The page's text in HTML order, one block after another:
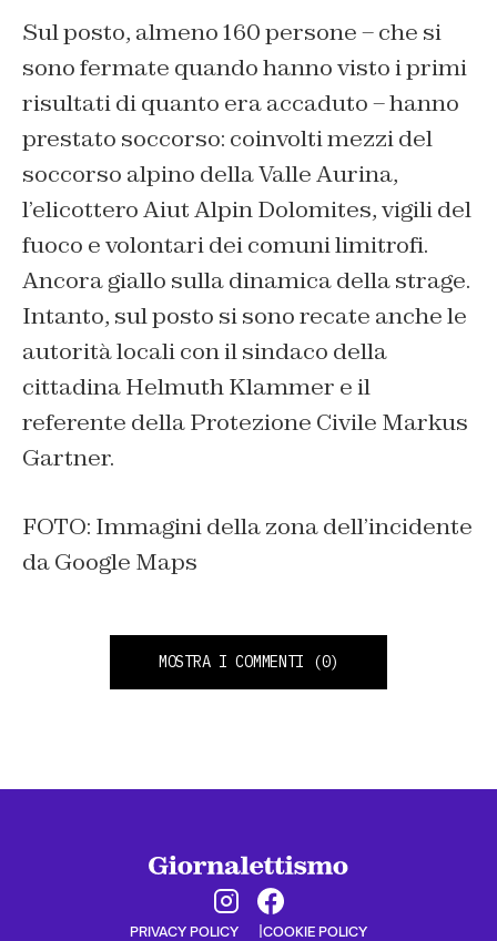
Sul posto, almeno 160 persone – che si
sono fermate quando hanno visto i primi
risultati di quanto era accaduto – hanno
prestato soccorso: coinvolti mezzi del
soccorso alpino della Valle Aurina,
l’elicottero Aiut Alpin Dolomites, vigili del
fuoco e volontari dei comuni limitrofi.
Ancora giallo sulla dinamica della strage.
Intanto, sul posto si sono recate anche le
autorità locali con il sindaco della
cittadina Helmuth Klammer e il
referente della Protezione Civile Markus
Gartner.
FOTO: Immagini della zona dell’incidente
da Google Maps
MOSTRA I COMMENTI (0)
PRIVACY POLICY COOKIE POLICY